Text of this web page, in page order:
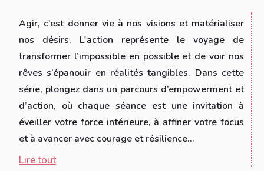
Agir, c’est donner vie à nos visions et matérialiser
nos désirs. L'action représente le voyage de
transformer l’impossible en possible et de voir nos
rêves s’épanouir en réalités tangibles. Dans cette
série, plongez dans un parcours d’empowerment et
d’action, où chaque séance est une invitation à
éveiller votre force intérieure, à affiner votre focus
et à avancer avec courage et résilience...
Lire tout